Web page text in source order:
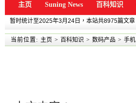
主页 Suning News 百科知识
暂时统计至2025年3月24日，本站共8975篇文
当前位置: 主页 > 百科知识 > 数码产品 > 手机